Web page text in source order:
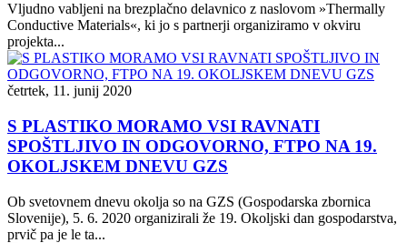
Vljudno vabljeni na brezplačno delavnico z naslovom »Thermally
Conductive Materials«, ki jo s partnerji organiziramo v okviru
projekta...
četrtek, 11. junij 2020
S PLASTIKO MORAMO VSI RAVNATI
SPOŠTLJIVO IN ODGOVORNO, FTPO NA 19.
OKOLJSKEM DNEVU GZS
Ob svetovnem dnevu okolja so na GZS (Gospodarska zbornica
Slovenije), 5. 6. 2020 organizirali že 19. Okoljski dan gospodarstva,
prvič pa je le ta...